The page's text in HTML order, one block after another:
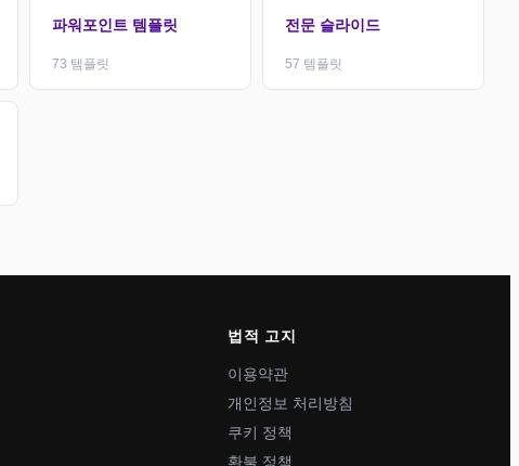
파워포인트 템플릿
73 템플릿
전문 슬라이드
57 템플릿
법적 고지
이용약관
개인정보 처리방침
쿠키 정책
환불 정책